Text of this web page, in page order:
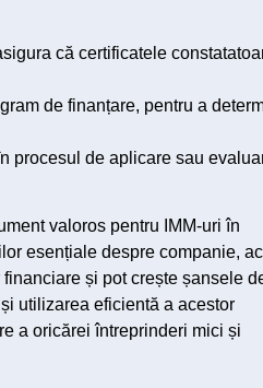
că certificatele
de finanțare, pentru a
procesul de aplicare sau
valoros pentru IMM-uri în
esențiale despre companie,
și pot crește șansele
utilizarea eficientă a acestor
a oricărei întreprinderi mici și